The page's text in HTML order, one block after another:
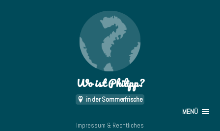
Wo ist Philipp?
in der Sommerfrische
MENÜ
Impressum & Rechtliches